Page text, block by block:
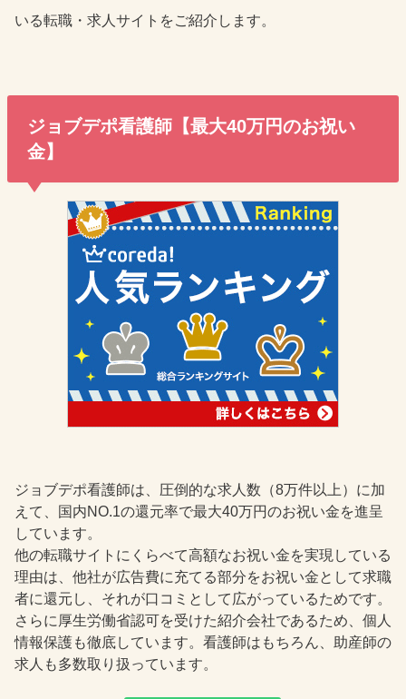
いる転職・求人サイトをご紹介します。
ジョブデポ看護師【最大40万円のお祝い
金】
ジョブデポ看護師は、圧倒的な求人数（8万件以上）に加
えて、国内NO.1の還元率で最大40万円のお祝い金を進呈
しています。
他の転職サイトにくらべて高額なお祝い金を実現している
理由は、他社が広告費に充てる部分をお祝い金として求職
者に還元し、それが口コミとして広がっているためです。
さらに厚生労働省認可を受けた紹介会社であるため、個人
情報保護も徹底しています。看護師はもちろん、助産師の
求人も多数取り扱っています。